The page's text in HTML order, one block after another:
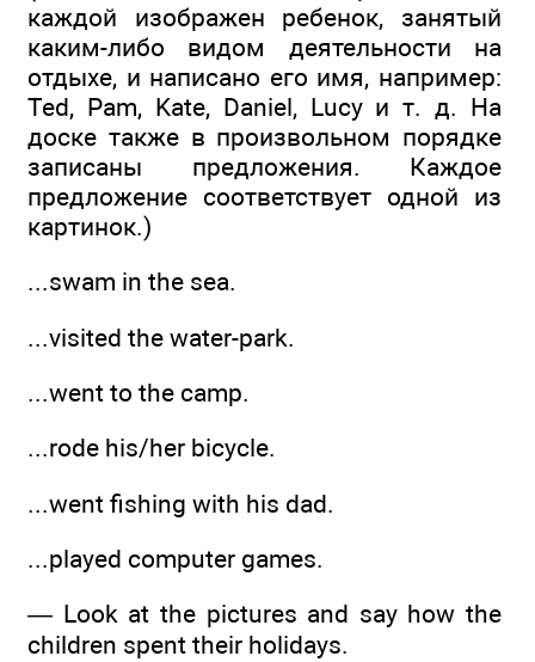
каждой изображен ребенок, занятый
каким-либо видом деятельности на
отдыхе, и написано его имя, например:
Ted, Pam, Kate, Daniel, Lucy и т. д. На
доске также в произвольном порядке
записаны предложения. Каждое
предложение соответствует одной из
картинок.)
...swam in the sea.
...visited the water-park.
...went to the camp.
...rode his/her bicycle.
...went fishing with his dad.
...played computer games.
— Look at the pictures and say how the
children spent their holidays.